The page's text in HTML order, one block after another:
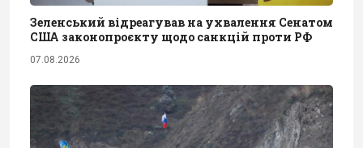
Зеленський відреагував на ухвалення Сенатом
США законопроєкту щодо санкцій проти РФ
07.08.2026